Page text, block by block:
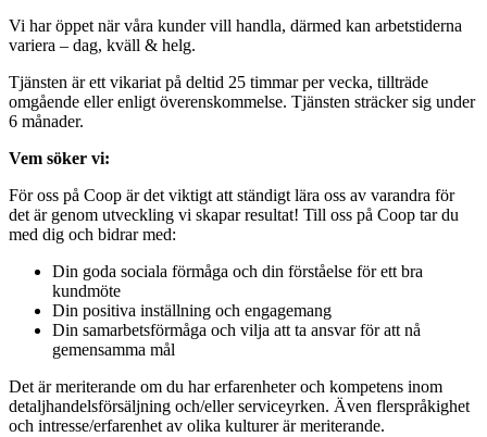
Vi har öppet när våra kunder vill handla, därmed kan arbetstiderna
variera – dag, kväll & helg.
Tjänsten är ett vikariat på deltid 25 timmar per vecka, tillträde
omgående eller enligt överenskommelse. Tjänsten sträcker sig under
6 månader.
Vem söker vi:
För oss på Coop är det viktigt att ständigt lära oss av varandra för
det är genom utveckling vi skapar resultat! Till oss på Coop tar du
med dig och bidrar med:
Din goda sociala förmåga och din förståelse för ett bra
kundmöte
Din positiva inställning och engagemang
Din samarbetsförmåga och vilja att ta ansvar för att nå
gemensamma mål
Det är meriterande om du har erfarenheter och kompetens inom
detaljhandelsförsäljning och/eller serviceyrken. Även flerspråkighet
och intresse/erfarenhet av olika kulturer är meriterande.